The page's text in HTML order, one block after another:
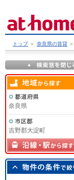
トップ ＞ 奈良県の賃貸 ＞
奈良県
吉野郡大淀町